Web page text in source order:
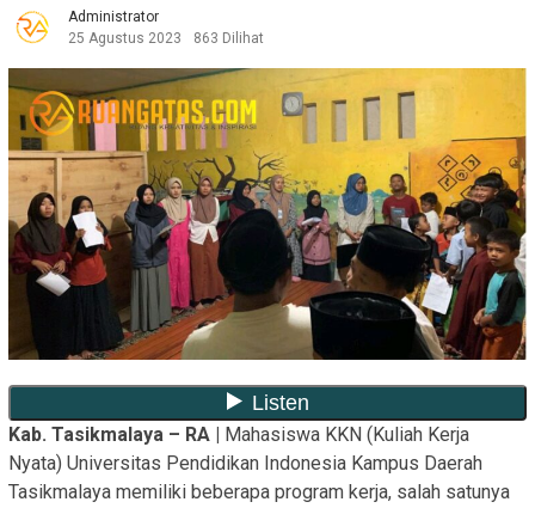
Administrator
25 Agustus 2023
863 Dilihat
Kab. Tasikmalaya – RA | Mahasiswa KKN (Kuliah Kerja
Nyata) Universitas Pendidikan Indonesia Kampus Daerah
Tasikmalaya memiliki beberapa program kerja, salah satunya